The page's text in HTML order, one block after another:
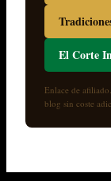
El Corte
Enlace de
blog sin coste